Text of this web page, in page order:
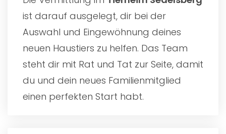
ist darauf ausgelegt, dir bei der
Auswahl und Eingewöhnung deines
neuen Haustiers zu helfen. Das Team
steht dir mit Rat und Tat zur Seite, damit
du und dein neues Familienmitglied
einen perfekten Start habt.